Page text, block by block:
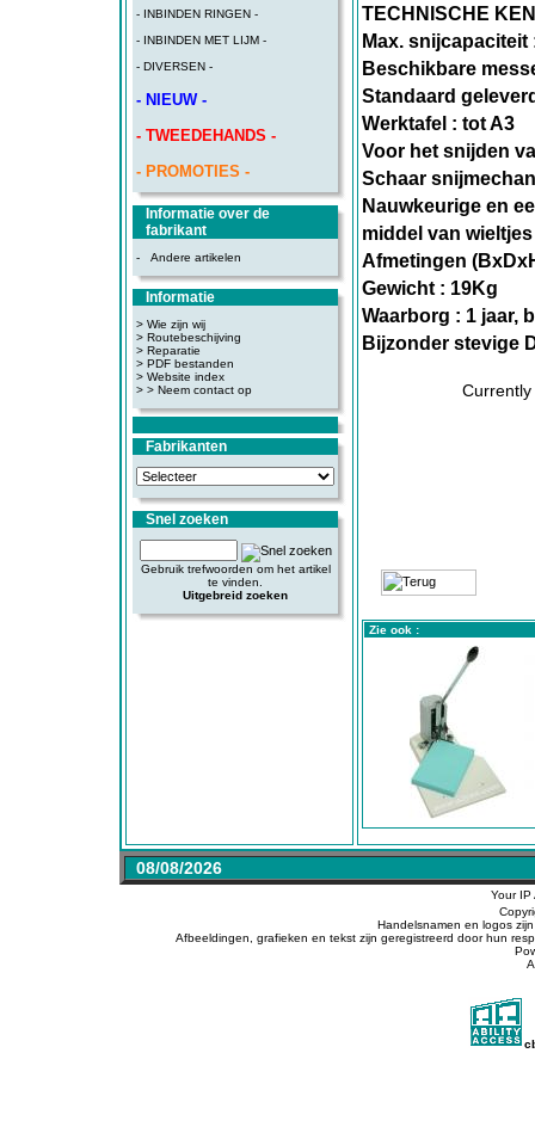
- INBINDEN RINGEN -
- INBINDEN MET LIJM -
- DIVERSEN -
- NIEUW -
- TWEEDEHANDS -
- PROMOTIES -
Informatie over de
fabrikant
- Andere artikelen
Informatie
> Wie zijn wij
> Routebeschijving
> Reparatie
> PDF bestanden
> Website index
> > Neem contact op
Fabrikanten
Snel zoeken
Gebruik trefwoorden om het artikel
te vinden.
Uitgebreid zoeken
TECHNISCHE
Max. snijcapaciteit
Beschikbare
Standaard
Werktafel : tot A3
Voor het snijden
Schaar
Nauwkeurige en
middel van
Afmetingen
Gewicht : 19Kg
Waarborg : 1 jaar,
Bijzonder stevige
Zie ook :
08/08/2026
Your IP
Handelsnamen en logos
Afbeeldingen, grafieken en tekst zijn geregistreerd door hun